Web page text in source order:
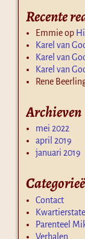
Recente
Emmieop
Karel van
Karel van
Karel van
Rene
Archieven
mei 2022
april 2019
januari 2019
Contact
Parenteel
Verhalen